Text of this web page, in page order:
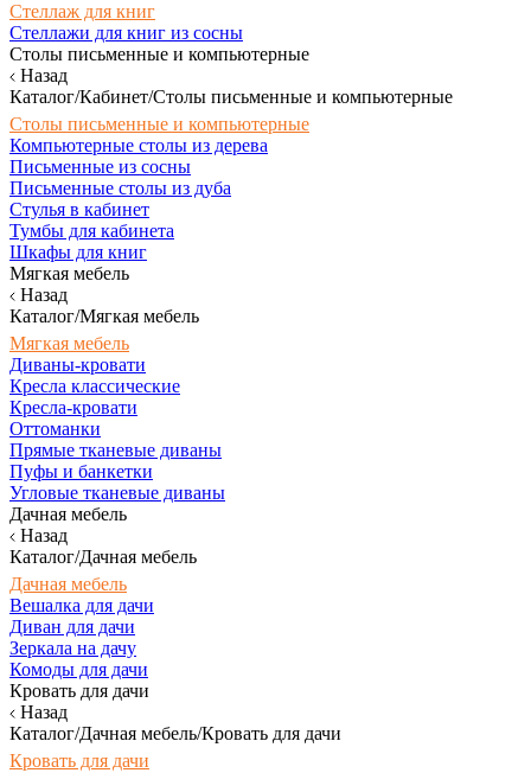
Стеллаж для книг
Стеллажи для книг из сосны
Столы письменные и компьютерные
Назад
Каталог/Кабинет/Столы письменные и компьютерные
Столы письменные и компьютерные
Компьютерные столы из дерева
Письменные из сосны
Письменные столы из дуба
Стулья в кабинет
Тумбы для кабинета
Шкафы для книг
Мягкая мебель
Назад
Каталог/Мягкая мебель
Мягкая мебель
Диваны-кровати
Кресла классические
Кресла-кровати
Оттоманки
Прямые тканевые диваны
Пуфы и банкетки
Угловые тканевые диваны
Дачная мебель
Назад
Каталог/Дачная мебель
Дачная мебель
Вешалка для дачи
Диван для дачи
Зеркала на дачу
Комоды для дачи
Кровать для дачи
Назад
Каталог/Дачная мебель/Кровать для дачи
Кровать для дачи